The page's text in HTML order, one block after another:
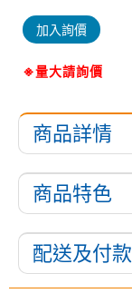
加入詢價
※量大請詢價
商品詳情
商品特色
配送及付款